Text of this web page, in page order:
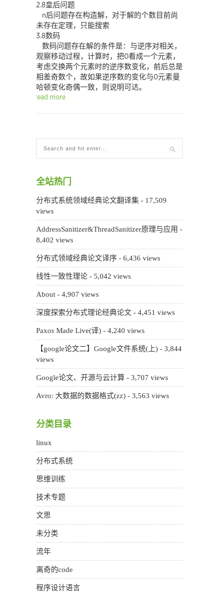
2.8皇后问题
n后问题存在构造解，对于解的个数目前尚
未存在定理，只能搜索
3.8数码
数码问题存在解的条件是：与逆序对相关，
观察移动过程，计算时，把0看成一个元素，
考虑交换两个元素时的逆序数变化，前后总是
相差奇数个，故如果逆序数的变化与0元素曼
哈顿变化奇偶一致，则说明可达。
read more
全站热门
分布式系统领域经典论文翻译集 - 17,509
views
AddressSanitizer&ThreadSanitizer原理与应用 -
8,402 views
分布式领域经典论文译序 - 6,436 views
线性一致性理论 - 5,042 views
About - 4,907 views
深度探索分布式理论经典论文 - 4,451 views
Paxos Made Live(译) - 4,240 views
【google论文二】Google文件系统(上) - 3,844
views
Google论文、开源与云计算 - 3,707 views
Avro: 大数据的数据格式(zz) - 3,563 views
分类目录
linux
分布式系统
思维训练
技术专题
文思
未分类
流年
离奇的code
程序设计语言